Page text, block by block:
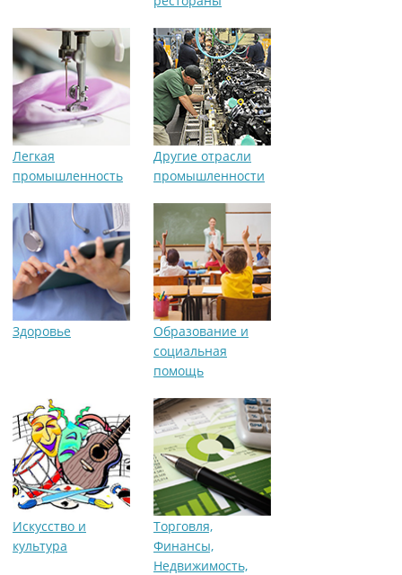
Легкая
промышленность
Другие отрасли
промышленности
Здоровье
Образование и
социальная
помощь
Искусство и
культура
Торговля,
Финансы,
Недвижимость,